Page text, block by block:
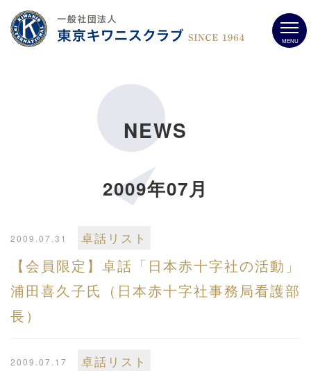
MENU
NEWS
2009年07月
2009.07.31 卓話リスト
【会員限定】卓話「日本赤十字社の活動」
浦田喜久子氏（日本赤十字社事務局看護部
長）
2009.07.17 卓話リスト